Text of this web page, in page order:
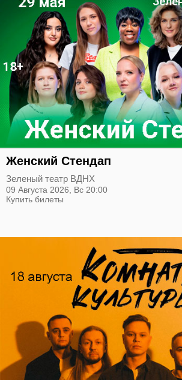
Женский Стендап
Зеленый театр ВДНХ
09 Августа 2026, Вс 20:00
Купить билеты